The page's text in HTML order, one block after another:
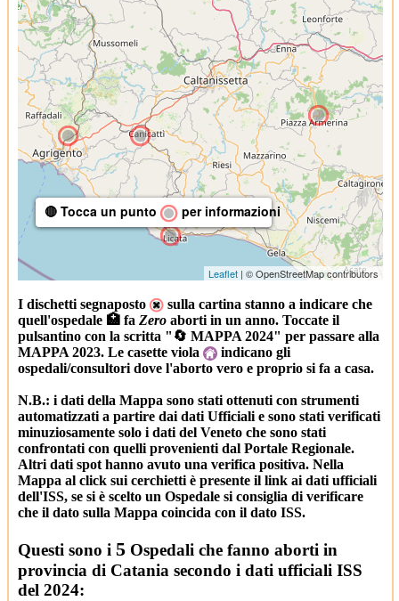
🔴 Tocca un punto per informazioni
Leaflet | © OpenStreetMap contributors
I dischetti segnaposto
sulla cartina stanno a indicare che
quell'ospedale 🏥 fa Zero aborti in un anno. Toccate il
pulsantino con la scritta "🔄 MAPPA 2024" per passare alla
MAPPA 2023. Le casette viola
indicano gli
ospedali/consultori dove l'aborto vero e proprio si fa a casa.
N.B.: i dati della Mappa sono stati ottenuti con strumenti
automatizzati a partire dai dati Ufficiali e sono stati verificati
minuziosamente solo i dati del Veneto che sono stati
confrontati con quelli provenienti dal Portale Regionale.
Altri dati spot hanno avuto una verifica positiva. Nella
Mappa al click sui cerchietti è presente il link ai dati ufficiali
dell'ISS, se si è scelto un Ospedale si consiglia di verificare
che il dato sulla Mappa coincida con il dato ISS.
Questi sono i 5 Ospedali che fanno aborti in
provincia di Catania secondo i dati ufficiali ISS
del 2024: